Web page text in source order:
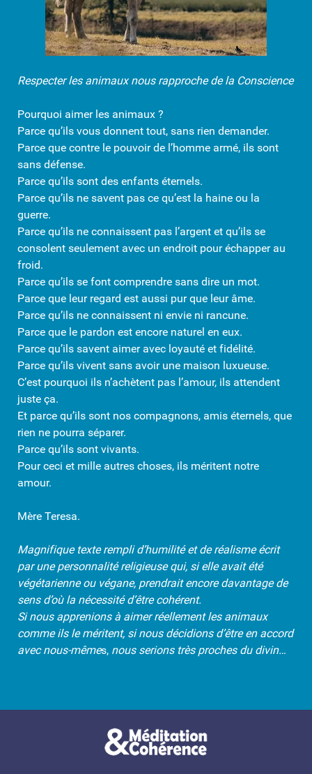
Respecter les animaux nous rapproche de la Conscience
Pourquoi aimer les animaux ?
Parce qu’ils vous donnent tout, sans rien demander.
Parce que contre le pouvoir de l’homme armé, ils sont
sans défense.
Parce qu’ils sont des enfants éternels.
Parce qu’ils ne savent pas ce qu’est la haine ou la
guerre.
Parce qu’ils ne connaissent pas l’argent et qu’ils se
consolent seulement avec un endroit pour échapper au
froid.
Parce qu’ils se font comprendre sans dire un mot.
Parce que leur regard est aussi pur que leur âme.
Parce qu’ils ne connaissent ni envie ni rancune.
Parce que le pardon est encore naturel en eux.
Parce qu’ils savent aimer avec loyauté et fidélité.
Parce qu’ils vivent sans avoir une maison luxueuse.
C’est pourquoi ils n’achètent pas l’amour, ils attendent
juste ça.
Et parce qu’ils sont nos compagnons, amis éternels, que
rien ne pourra séparer.
Parce qu’ils sont vivants.
Pour ceci et mille autres choses, ils méritent notre
amour.
Mère Teresa.
Magnifique texte rempli d’humilité et de réalisme écrit
par une personnalité religieuse qui, si elle avait été
végétarienne ou végane, prendrait encore davantage de
sens d’où la nécessité d’être cohérent.
Si nous apprenions à aimer réellement les animaux
comme ils le méritent, si nous décidions d’être en accord
avec nous-mêmes, nous serions très proches du divin…